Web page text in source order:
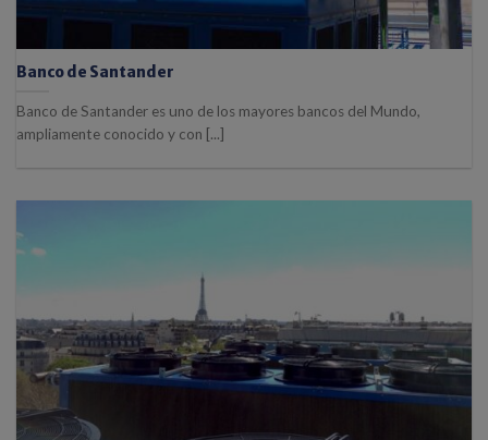
Banco de Santander
Banco de Santander es uno de los mayores bancos del Mundo,
ampliamente conocido y con [...]